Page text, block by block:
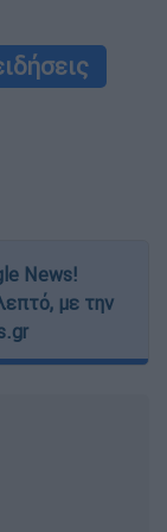
News!
με την